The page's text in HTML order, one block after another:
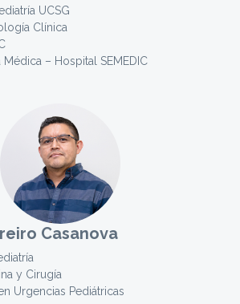
UCSG
Clínica
– Hospital SEMEDIC
Casanova
y Cirugía
Urgencias Pediátricas